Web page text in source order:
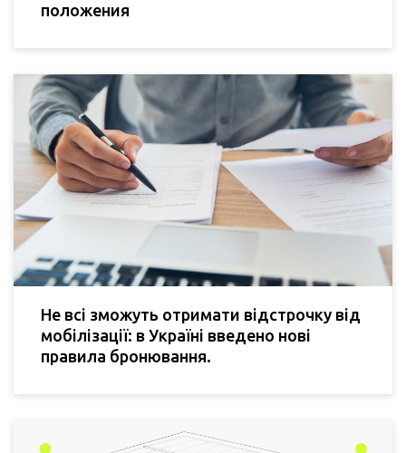
положения
Не всі зможуть отримати відстрочку від
мобілізації: в Україні введено нові
правила бронювання.